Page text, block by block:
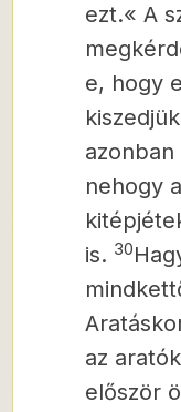
ezt.« A
e, hogy
nehogy
is. 30
az
először